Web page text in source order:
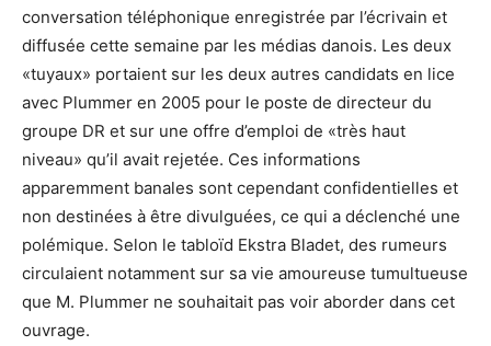
conversation téléphonique enregistrée par l’écrivain et
diffusée cette semaine par les médias danois. Les deux
«tuyaux» portaient sur les deux autres candidats en lice
avec Plummer en 2005 pour le poste de directeur du
groupe DR et sur une offre d’emploi de «très haut
niveau» qu’il avait rejetée. Ces informations
apparemment banales sont cependant confidentielles et
non destinées à être divulguées, ce qui a déclenché une
polémique. Selon le tabloïd Ekstra Bladet, des rumeurs
circulaient notamment sur sa vie amoureuse tumultueuse
que M. Plummer ne souhaitait pas voir aborder dans cet
ouvrage.